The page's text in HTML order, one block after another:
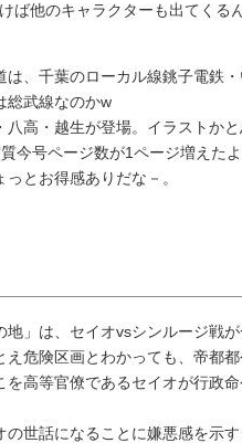
他のキャラクターも出てくる
、千葉のローカル線銚子電鉄
総武線なのかw
高・越生が登場。イラストかと
今号ページ数が1ページ増えたよ
とお得感ありだな－。
」は、セイオvsシンルージ戦が
危険区画とわかっても、帝都
高等官僚であるセイオが行政
世話になることに嫌悪感を示